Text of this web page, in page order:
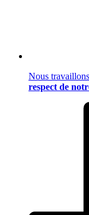
Nous
respect de